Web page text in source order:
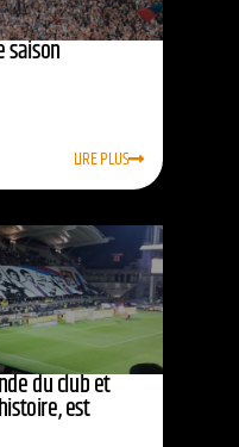
saison
LIRE PLUS
du club et
est